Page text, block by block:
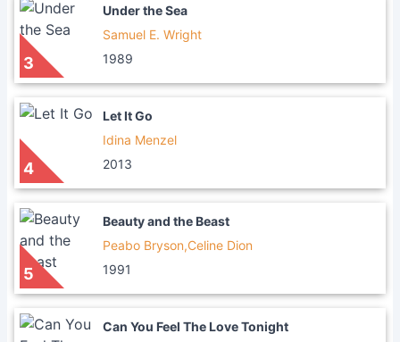
3
Under the Sea
Samuel E. Wright
1989
4
Let It Go
Idina Menzel
2013
5
Beauty and the Beast
Peabo Bryson,Celine Dion
1991
Can You Feel The Love Tonight